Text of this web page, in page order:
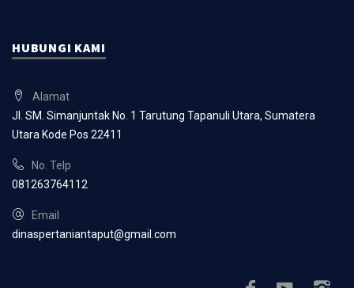
HUBUNGI KAMI
Alamat
Jl. SM. Simanjuntak No. 1 Tarutung Tapanuli Utara, Sumatera
Utara Kode Pos 22411
No. Telp
081263764112
Email
dinaspertaniantaput@gmail.com